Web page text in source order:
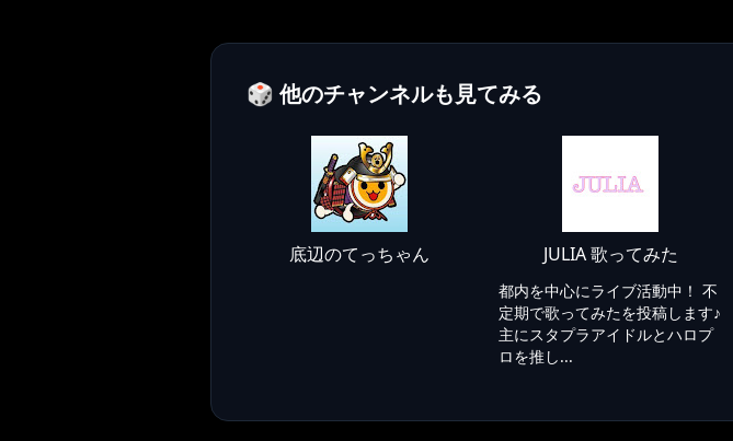
🎲 他のチャンネルも見てみる
底辺のてっちゃん JULIA 歌ってみた
都内を中心にライブ活動中！ 不
定期で歌ってみたを投稿します♪
主にスタプラアイドルとハロプ
ロを推し...